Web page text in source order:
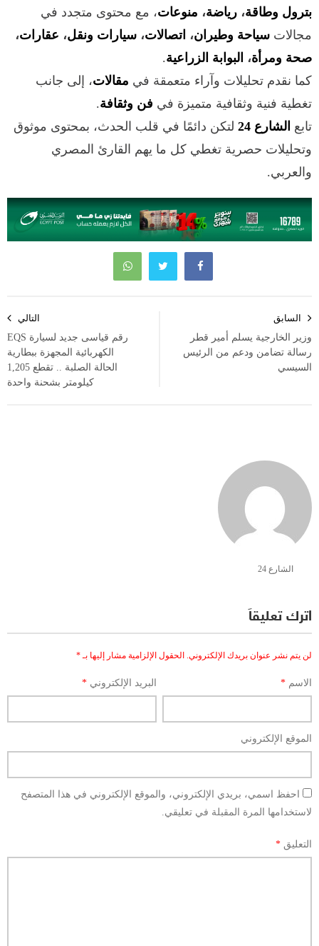
بترول وطاقة، رياضة، منوعات، مع محتوى متجدد في
مجالات سياحة وطيران، اتصالات، سيارات ونقل، عقارات،
صحة ومرأة، البوابة الزراعية.
كما نقدم تحليلات وآراء متعمقة في مقالات، إلى جانب
تغطية فنية وثقافية متميزة في فن وثقافة.
تابع الشارع 24
لتكن دائمًا في قلب الحدث، بمحتوى موثوق
وتحليلات حصرية تغطي كل ما يهم القارئ المصري
والعربي.
المقالات
السابق
وزير الخارجية يسلم أمير قطر
رسالة تضامن ودعم من الرئيس
السيسي
التالي
رقم قياسى جديد لسيارة EQS
الكهربائية المجهزة ببطارية
الحالة الصلبة .. تقطع 1,205
كيلومتر بشحنة واحدة
الشارع 24
اترك تعليقاً
لن يتم نشر عنوان بريدك الإلكتروني. الحقول الإلزامية مشار إليها بـ*
الاسم * البريد الإلكتروني*
الموقع الإلكتروني
احفظ اسمي، بريدي الإلكتروني، والموقع الإلكتروني في هذا المتصفح
لاستخدامها المرة المقبلة في تعليقي.
التعليق *